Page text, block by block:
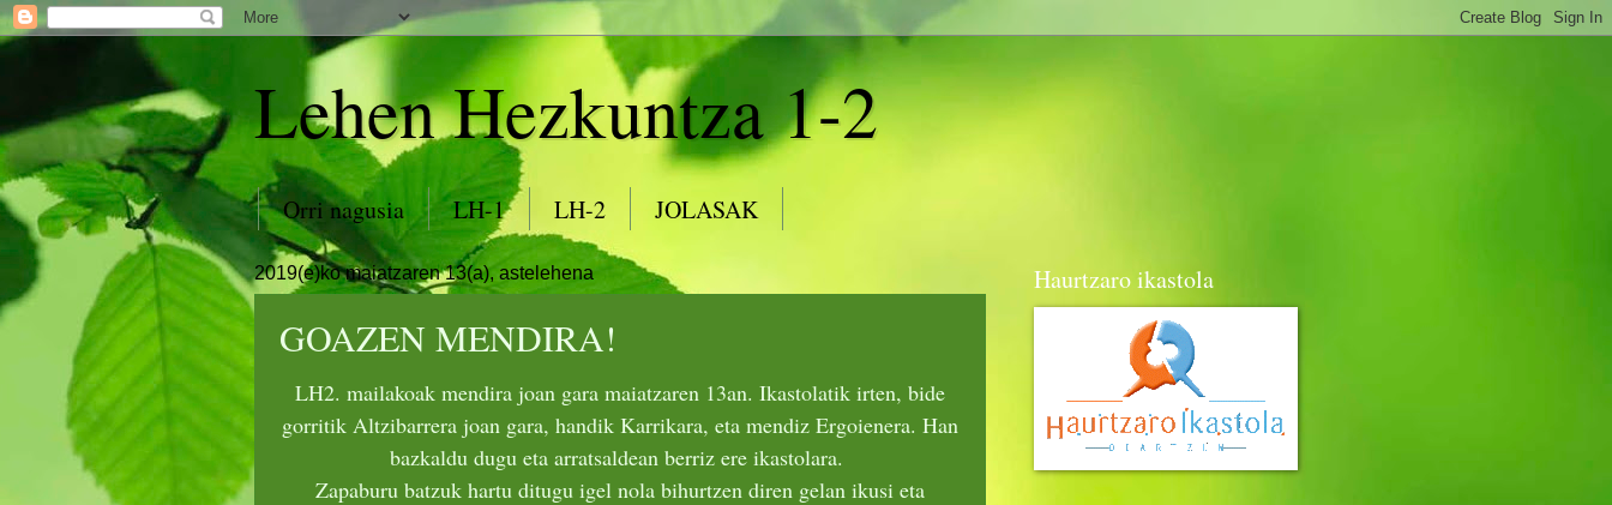
Lehen Hezkuntza 1-2
Orri nagusia LH-1 LH-2 JOLASAK
2019(e)ko maiatzaren 13(a), astelehena
GOAZEN MENDIRA!
LH2. mailakoak mendira joan gara maiatzaren 13an. Ikastolatik irten, bide
gorritik Altzibarrera joan gara, handik Karrikara, eta mendiz Ergoienera. Han
bazkaldu dugu eta arratsaldean berriz ere ikastolara.
Zapaburu batzuk hartu ditugu igel nola bihurtzen diren gelan ikusi eta
Haurtzaro ikastola